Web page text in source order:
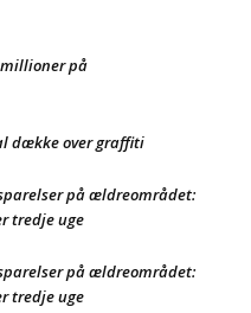
på
dække over graffiti
på ældreområdet:
tredje uge
på ældreområdet:
tredje uge